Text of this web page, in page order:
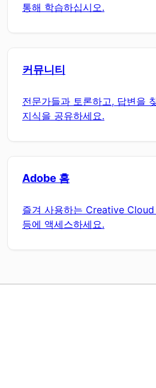
통해 학습하십시오.
커뮤니티
전문가들과 토론하고, 답변을
지식을 공유하세요.
Adobe 홈
즐겨 사용하는 Creative
등에 액세스하세요.